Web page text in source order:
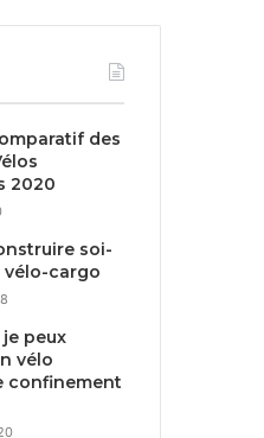
des
2020
soi-
vélo-cargo
peux
vélo
confinement